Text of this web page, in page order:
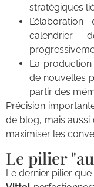
stratégiques
calendrier
La production
de nouvelles
partir des
Précision
de blog, mais aussi
maximiser les
Le pilier
Le dernier pilier